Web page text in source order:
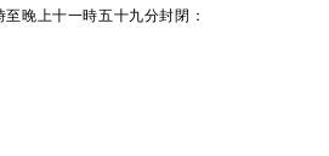
晚上十一時五十九分封閉：